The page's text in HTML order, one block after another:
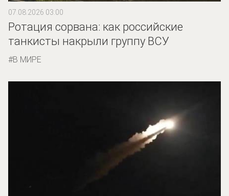
07.08.2026 03:00
Ротация сорвана: как российские
танкисты накрыли группу ВСУ
В МИРЕ